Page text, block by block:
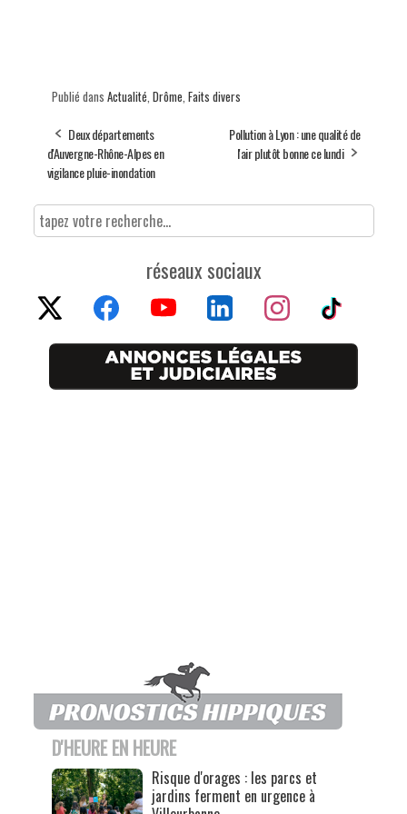
Publié dans Actualité Drôme Faits divers
Deux départements
d'Auvergne-Rhône-Alpes en
vigilance pluie-inondation
Pollution à Lyon : une qualité de
l'air plutôt bonne ce lundi
réseaux sociaux
D'HEURE EN HEURE
Risque d'orages : les parcs et
jardins ferment en urgence à